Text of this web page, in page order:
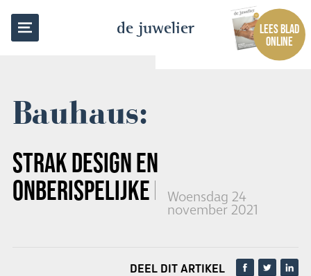
de juwelier
LEES BLAD
ONLINE
Bauhaus:
STRAK DESIGN EN
ONBERISPELIJKE KWALITEIT
Woensdag 24
november 2021
TERUG NAAR OVERZICHT
DEEL DIT ARTIKEL